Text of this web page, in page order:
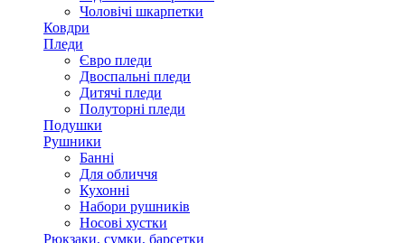
Чоловічі шкарпетки
Ковдри
Пледи
Євро пледи
Двоспальні пледи
Дитячі пледи
Полуторні пледи
Подушки
Рушники
Банні
Для обличчя
Кухонні
Набори рушників
Носові хустки
Рюкзаки, сумки, барсетки